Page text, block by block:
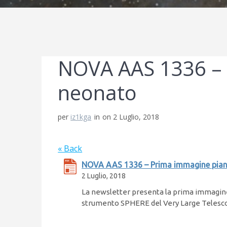
NOVA AAS 1336
neonato
per iz1kga in on 2 Luglio, 2018
« Back
NOVA AAS 1336 – Prima immagine
2 Luglio, 2018
La newsletter presenta la prima
strumento SPHERE del Very Large